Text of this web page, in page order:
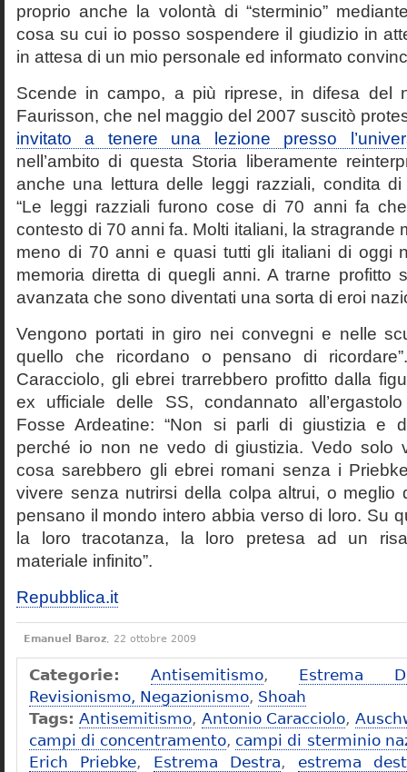
proprio anche la volontà di “sterminio”
cosa su cui io posso sospendere il giudizio in
in attesa di un mio personale ed informato
Scende in campo, a più riprese, in difesa del
Faurisson, che nel maggio del 2007 suscitò
invitato a tenere una lezione presso
nell’ambito di questa Storia liberamente
anche una lettura delle leggi razziali, condita di
“Le leggi razziali furono cose di 70 anni fa
contesto di 70 anni fa. Molti italiani, la stragrande
meno di 70 anni e quasi tutti gli italiani di oggi
memoria diretta di quegli anni. A trarne profitto
avanzata che sono diventati una sorta di eroi
Vengono portati in giro nei convegni e nelle
quello che ricordano o pensano di
Caracciolo, gli ebrei trarrebbero profitto dalla
ex ufficiale delle SS, condannato
Fosse Ardeatine: “Non si parli di giustizia e
perché io non ne vedo di giustizia. Vedo solo
cosa sarebbero gli ebrei romani senza i
vivere senza nutrirsi della colpa altrui, o meglio
pensano il mondo intero abbia verso di loro. Su
la loro tracotanza, la loro pretesa ad un
materiale infinito”.
Repubblica.it
Emanuel Baroz, 22 ottobre 2009
Categorie: Antisemitismo, Estrema
Revisionismo, Negazionismo, Shoah
Tags: Antisemitismo, Antonio Caracciolo,
campi di concentramento, campi di sterminio
Erich Priebke, Estrema Destra, estrema